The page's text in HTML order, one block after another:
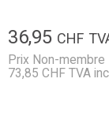
36,95 CHF
Prix Non-membre
73,85 CHF TVA